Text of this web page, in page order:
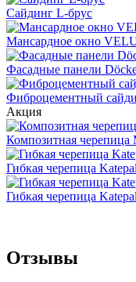
Сайдинг L-брус
Мансардное окно
Фасадные панели
Фиброцементный
Акция
Композитная черепица
Гибкая черепица
Гибкая черепица
Отзывы